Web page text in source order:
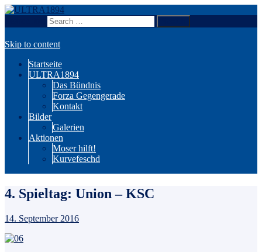
ULTRA1894
Skip to content
Startseite
ULTRA1894
Das Bündnis
Forza Gegengerade
Kontakt
Bilder
Galerien
Aktionen
Moser hilft!
Kurvefeschd
4. Spieltag: Union – KSC
14. September 2016